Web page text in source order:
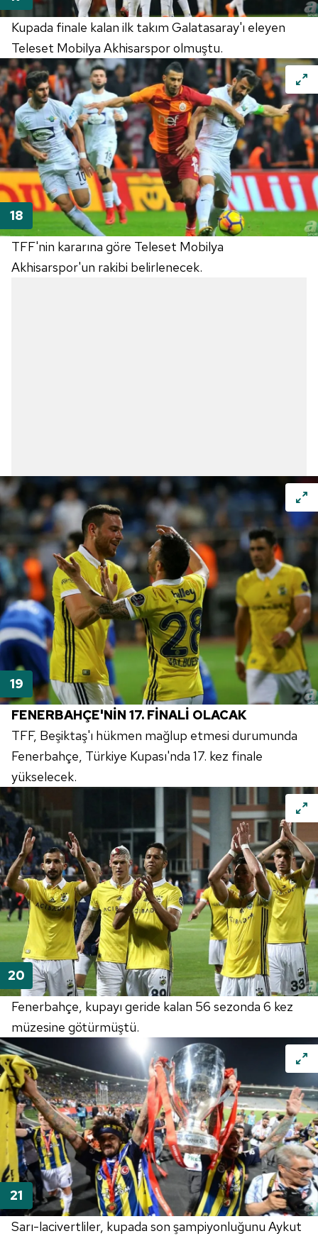
Kupada finale kalan ilk takım Galatasaray'ı eleyen
Teleset Mobilya Akhisarspor olmuştu.
​TFF'nin kararına göre Teleset Mobilya
Akhisarspor'un rakibi belirlenecek.
FENERBAHÇE'NİN 17. FİNALİ OLACAK
TFF, Beşiktaş'ı hükmen mağlup etmesi durumunda
Fenerbahçe, Türkiye Kupası'nda 17. kez finale
yükselecek.
Fenerbahçe, kupayı geride kalan 56 sezonda 6 kez
müzesine götürmüştü.
Sarı-lacivertliler, kupada son şampiyonluğunu Aykut